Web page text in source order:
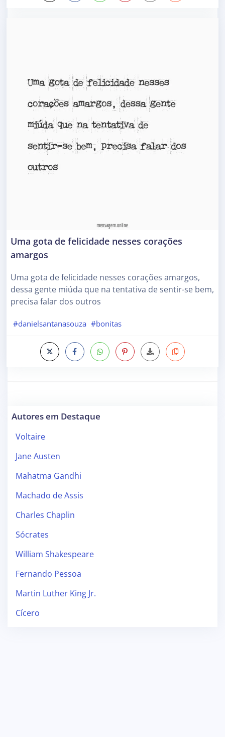
Uma gota de felicidade nesses corações
amargos
Uma gota de felicidade nesses corações amargos,
dessa gente miúda que na tentativa de sentir-se bem,
precisa falar dos outros
#danielsantanasouza #bonitas
Autores em Destaque
Voltaire
Jane Austen
Mahatma Gandhi
Machado de Assis
Charles Chaplin
Sócrates
William Shakespeare
Fernando Pessoa
Martin Luther King Jr.
Cícero